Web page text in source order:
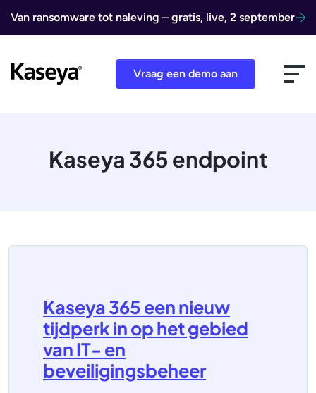
Van ransomware tot naleving – gratis, live, 2 september
Vraag een demo aan
Kaseya 365 endpoint
Kaseya 365 een nieuw
tijdperk in op het gebied
van IT- en
beveiligingsbeheer